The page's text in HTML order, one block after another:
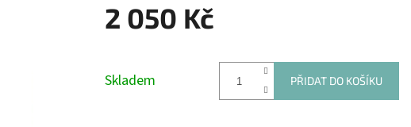
2 050 Kč
Skladem PŘIDAT DO KOŠÍKU